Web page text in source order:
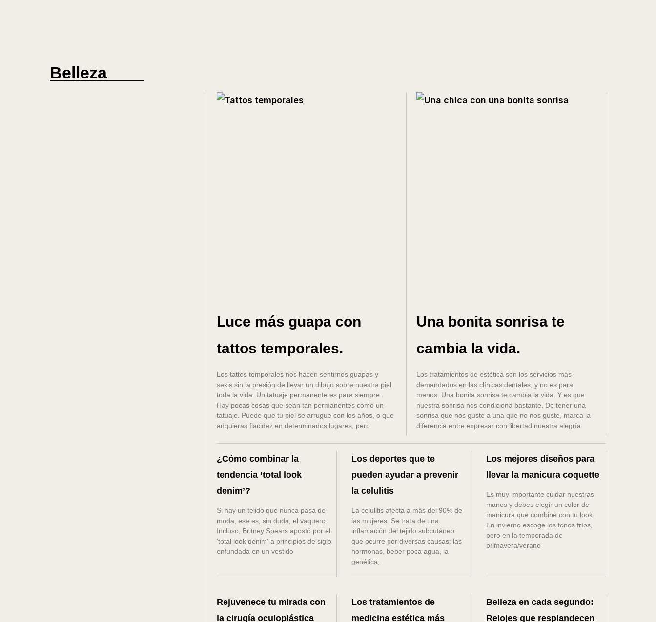
Belleza
Luce más guapa con
tattos temporales.
Los tattos temporales nos hacen sentirnos guapas y
sexis sin la presión de llevar un dibujo sobre nuestra piel
toda la vida. Un tatuaje permanente es para siempre.
Hay pocas cosas que sean tan permanentes como un
tatuaje. Puede que tu piel se arrugue con los años, o que
adquieras flacidez en determinados lugares, pero
Una bonita sonrisa te
cambia la vida.
Los tratamientos de estética son los servicios más
demandados en las clínicas dentales, y no es para
menos. Una bonita sonrisa te cambia la vida. Y es que
nuestra sonrisa nos condiciona bastante. De tener una
sonrisa que nos guste a una que no nos guste, marca la
diferencia entre expresar con libertad nuestra alegría
¿Cómo combinar la
tendencia ‘total look
denim’?
Si hay un tejido que nunca pasa de
moda, ese es, sin duda, el vaquero.
Incluso, Britney Spears apostó por el
‘total look denim’ a principios de siglo
enfundada en un vestido
Los deportes que te
pueden ayudar a prevenir
la celulitis
La celulitis afecta a más del 90% de
las mujeres. Se trata de una
inflamación del tejido subcutáneo
que ocurre por diversas causas: las
hormonas, beber poca agua, la
genética,
Los mejores diseños para
llevar la manicura coquette
Es muy importante cuidar nuestras
manos y debes elegir un color de
manicura que combine con tu look.
En invierno escoge los tonos fríos,
pero en la temporada de
primavera/verano
Rejuvenece tu mirada con
la cirugía oculoplástica
Los tratamientos de
medicina estética más
Belleza en cada segundo:
Relojes que resplandecen